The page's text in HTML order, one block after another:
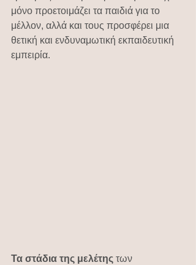
μόνο προετοιμάζει τα παιδιά για το
μέλλον, αλλά και τους προσφέρει μια
θετική και ενδυναμωτική εκπαιδευτική
εμπειρία.
Τα στάδια της μελέτης των